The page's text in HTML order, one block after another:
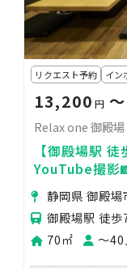
リクエスト予約 イン
13,200 円
Relax one 御殿場
【御殿場駅
YouTube撮影
物撮り🌟MV・
静岡県 御殿場
御殿場駅 徒歩
70㎡
〜40